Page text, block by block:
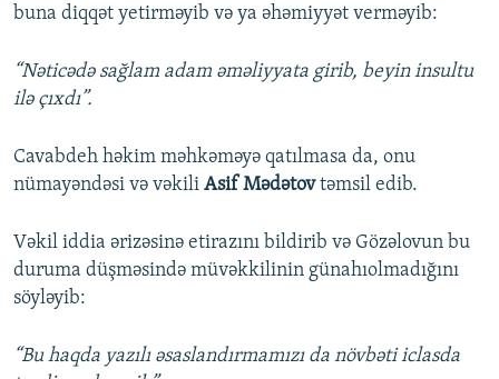
buna diqqət yetirməyib və ya əhəmiyyət verməyib:
“Nəticədə sağlam adam əməliyyata girib, beyin insultu
ilə çıxdı”.
Cavabdeh həkim məhkəməyə qatılmasa da, onu
nümayəndəsi və vəkili Asif Mədətovtəmsil edib.
Vəkil iddia ərizəsinə etirazını bildirib və Gözəlovun bu
duruma düşməsində müvəkkilinin günahıolmadığını
söyləyib:
“Bu haqda yazılı əsaslandırmamızı da növbəti iclasda